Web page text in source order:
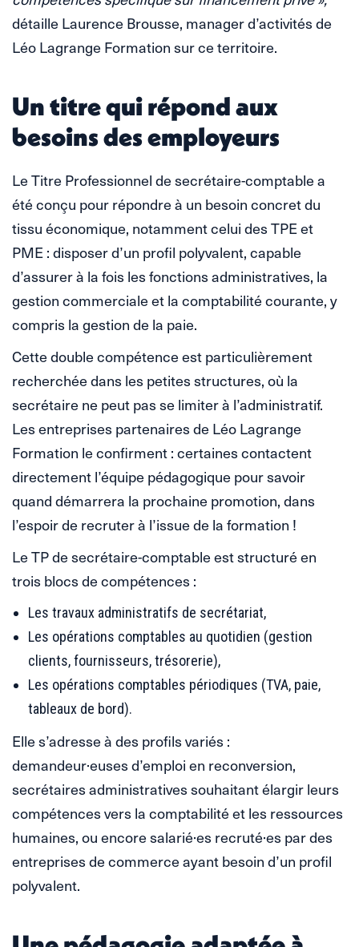
détaille Laurence Brousse, manager d’activités de
Léo Lagrange Formation sur ce territoire.
Un titre qui répond aux
besoins des employeurs
Le Titre Professionnel de secrétaire-comptable a
été conçu pour répondre à un besoin concret du
tissu économique, notamment celui des TPE et
PME : disposer d’un profil polyvalent, capable
d’assurer à la fois les fonctions administratives, la
gestion commerciale et la comptabilité courante, y
compris la gestion de la paie.
Cette double compétence est particulièrement
recherchée dans les petites structures, où la
secrétaire ne peut pas se limiter à l’administratif.
Les entreprises partenaires de Léo Lagrange
Formation le confirment : certaines contactent
directement l’équipe pédagogique pour savoir
quand démarrera la prochaine promotion, dans
l’espoir de recruter à l’issue de la formation !
Le TP de secrétaire-comptable est structuré en
trois blocs de compétences :
Les travaux administratifs de secrétariat,
Les opérations comptables au quotidien (gestion
clients, fournisseurs, trésorerie),
Les opérations comptables périodiques (TVA, paie,
tableaux de bord).
Elle s’adresse à des profils variés :
demandeur·euses d’emploi en reconversion,
secrétaires administratives souhaitant élargir leurs
compétences vers la comptabilité et les ressources
humaines, ou encore salarié·es recruté·es par des
entreprises de commerce ayant besoin d’un profil
polyvalent.